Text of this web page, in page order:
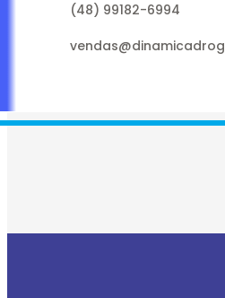
(48) 99182-6994